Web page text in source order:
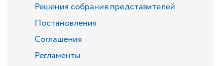
Решения собрания представителей
Постановления
Соглашения
Регламенты